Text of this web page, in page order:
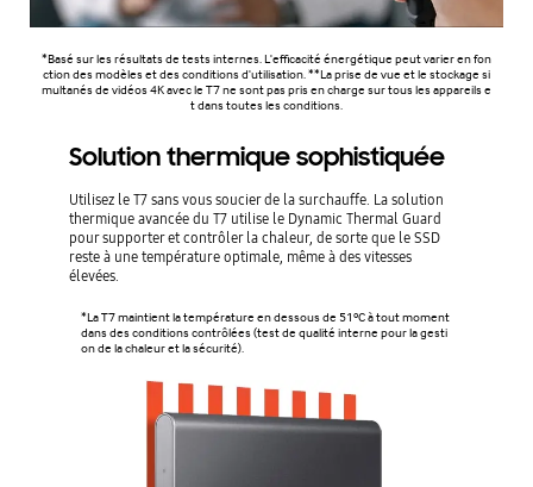
*Basé sur les résultats de tests internes. L'efficacité énergétique peut varier en fon
ction des modèles et des conditions d'utilisation. **La prise de vue et le stockage si
multanés de vidéos 4K avec le T7 ne sont pas pris en charge sur tous les appareils e
t dans toutes les conditions.
Solution thermique sophistiquée
Utilisez le T7 sans vous soucier de la surchauffe. La solution
thermique avancée du T7 utilise le Dynamic Thermal Guard
pour supporter et contrôler la chaleur, de sorte que le SSD
reste à une température optimale, même à des vitesses
élevées.
*La T7 maintient la température en dessous de 51ºC à tout moment
dans des conditions contrôlées (test de qualité interne pour la gesti
on de la chaleur et la sécurité).